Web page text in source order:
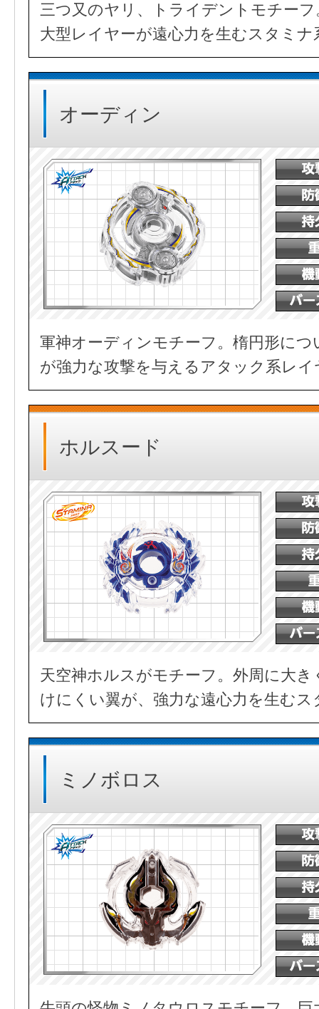
三つ又のヤリ、トライデントモチー
大型レイヤーが遠心力を生むスタミナ
オーディン
軍神オーディンモチーフ。楕円形に
が強力な攻撃を与えるアタック系レイ
ホルスード
天空神ホルスがモチーフ。外周に大
けにくい翼が、強力な遠心力を生む
ミノボロス